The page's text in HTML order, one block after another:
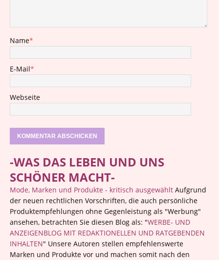
Name*
E-Mail*
Webseite
-WAS DAS LEBEN UND UNS
SCHÖNER MACHT-
Mode, Marken und Produkte - kritisch ausgewählt Aufgrund
der neuen rechtlichen Vorschriften, die auch persönliche
Produktempfehlungen ohne Gegenleistung als "Werbung"
ansehen, betrachten Sie diesen Blog als: "WERBE- UND
ANZEIGENBLOG MIT REDAKTIONELLEN UND RATGEBENDEN
INHALTEN" Unsere Autoren stellen empfehlenswerte
Marken und Produkte vor und machen somit nach den